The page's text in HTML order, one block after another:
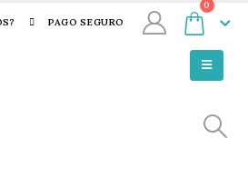
PAGO SEGURO
0